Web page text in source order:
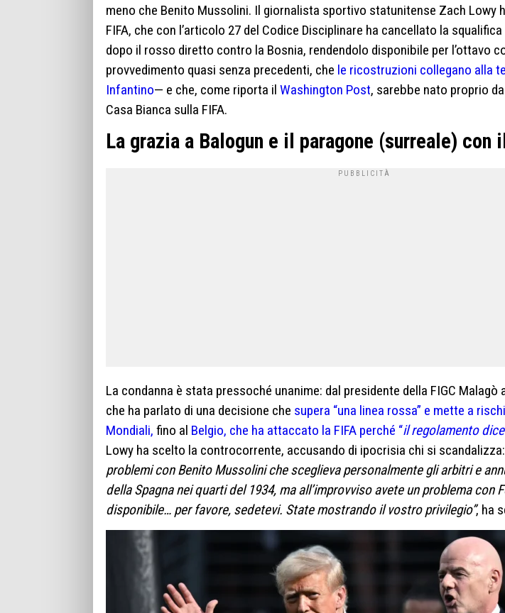
meno che Benito Mussolini. Il giornalista sportivo statunitense Zach Lowy
FIFA, che con l’articolo 27 del Codice Disciplinare ha cancellato la
dopo il rosso diretto contro la Bosnia, rendendolo disponibile per l’ottavo
provvedimento quasi senza precedenti, che le ricostruzioni collegano alla
Infantino— e che, come riporta il Washington Post, sarebbe nato proprio
Casa Bianca sulla FIFA.
La grazia a Balogun e il paragone (surreale) con
La condanna è stata pressoché unanime: dal presidente della FIGC Malagò
che ha parlato di una decisione che supera “una linea rossa” e mette a
Mondiali, fino al Belgio, che ha attaccato la FIFA perché “il regolamento
Lowy ha scelto la controcorrente, accusando di ipocrisia chi si scandalizza:
problemi con Benito Mussolini che sceglieva personalmente gli arbitri e
della Spagna nei quarti del 1934, ma all’improvviso avete un problema con
disponibile… per favore, sedetevi. State mostrando il vostro privilegio”, ha